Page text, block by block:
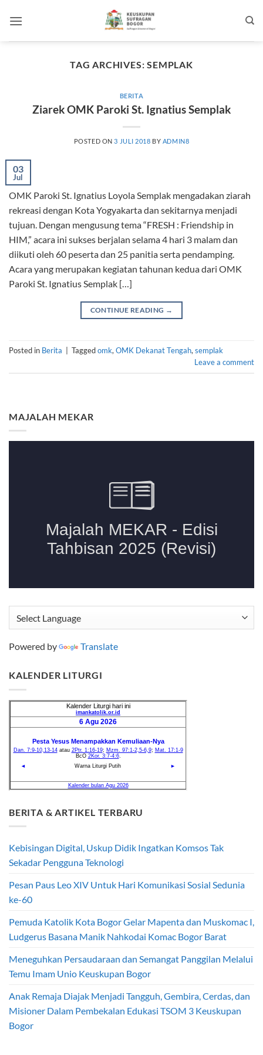
TAG ARCHIVES:SEMPLAK
BERITA
Ziarek OMK Paroki St. Ignatius Semplak
POSTED ON 3 JULI 2018 BY ADMIN8
03
Jul
OMK Paroki St. Ignatius Loyola Semplak mengadakan ziarah
rekreasi dengan Kota Yogyakarta dan sekitarnya menjadi
tujuan. Dengan mengusung tema “FRESH : Friendship in
HIM,” acara ini sukses berjalan selama 4 hari 3 malam dan
diikuti oleh 60 peserta dan 25 panitia serta pendamping.
Acara yang merupakan kegiatan tahunan kedua dari OMK
Paroki St. Ignatius Semplak […]
CONTINUE READING →
Posted in Berita Taggedomk, OMK Dekanat Tengah, semplak
Leave a comment
MAJALAH MEKAR
Powered by Translate
KALENDER LITURGI
BERITA & ARTIKEL TERBARU
Kebisingan Digital, Uskup Didik Ingatkan Komsos Tak
Sekadar Pengguna Teknologi
Pesan Paus Leo XIV Untuk Hari Komunikasi Sosial Sedunia
ke-60
Pemuda Katolik Kota Bogor Gelar Mapenta dan Muskomac I,
Ludgerus Basana Manik Nahkodai Komac Bogor Barat
Meneguhkan Persaudaraan dan Semangat Panggilan Melalui
Temu Imam Unio Keuskupan Bogor
Anak Remaja Diajak Menjadi Tangguh, Gembira, Cerdas, dan
Misioner Dalam Pembekalan Edukasi TSOM 3 Keuskupan
Bogor